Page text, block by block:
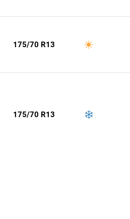
175/70 R13
175/70 R13